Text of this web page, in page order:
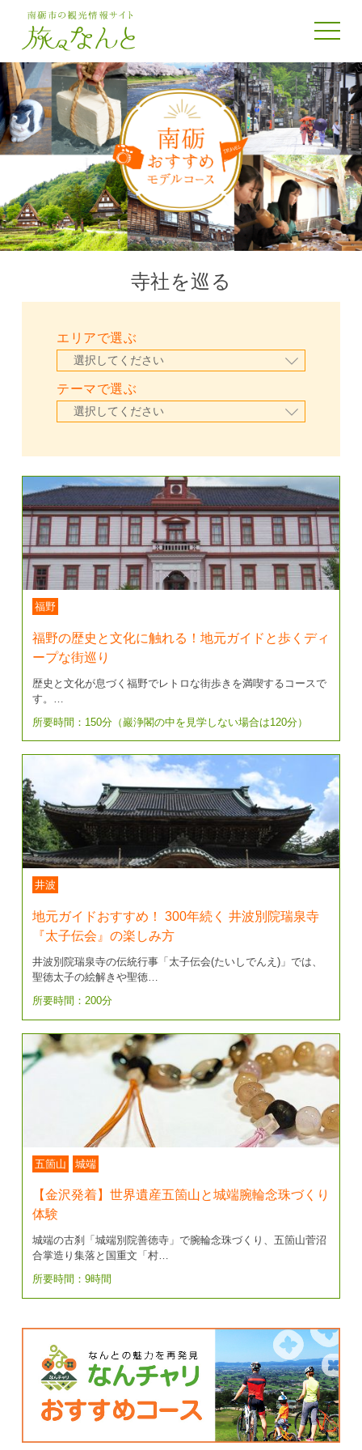
toggle
寺社を巡る
エリアで選ぶ
テーマで選ぶ
福野
福野の歴史と文化に触れる！地元ガイドと歩くディ
ープな街巡り
歴史と文化が息づく福野でレトロな街歩きを満喫するコースで
す。…
所要時間：150分（巖浄閣の中を見学しない場合は120分）
井波
地元ガイドおすすめ！ 300年続く 井波別院瑞泉寺
『太子伝会』の楽しみ方
井波別院瑞泉寺の伝統行事「太子伝会(たいしでんえ)」では、
聖徳太子の絵解きや聖徳…
所要時間：200分
五箇山 城端
【金沢発着】世界遺産五箇山と城端腕輪念珠づくり
体験
城端の古刹「城端別院善徳寺」で腕輪念珠づくり、五箇山菅沼
合掌造り集落と国重文「村…
所要時間：9時間